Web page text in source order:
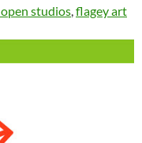
studios flagey art